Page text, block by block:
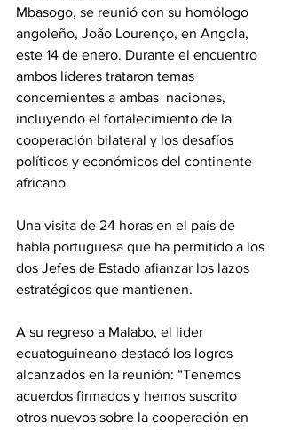
Mbasogo, se reunió con su homólogo
angoleño, João Lourenço, en Angola,
este 14 de enero. Durante el encuentro
ambos líderes trataron temas
concernientes a ambas  naciones,
incluyendo el fortalecimiento de la
cooperación bilateral y los desafíos
políticos y económicos del continente
africano.
Una visita de 24 horas en el país de
habla portuguesa que ha permitido a los
dos Jefes de Estado afianzar los lazos
estratégicos que mantienen.
A su regreso a Malabo, el lider
ecuatoguineano destacó los logros
alcanzados en la reunión: “Tenemos
acuerdos firmados y hemos suscrito
otros nuevos sobre la cooperación en